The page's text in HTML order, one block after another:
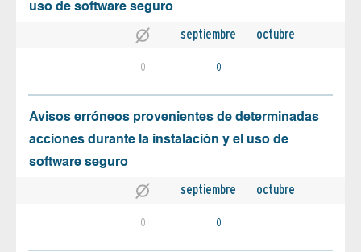
uso de software seguro
septiembre octubre
0 0
Avisos erróneos provenientes de determinadas
acciones durante la instalación y el uso de
software seguro
septiembre octubre
0 0